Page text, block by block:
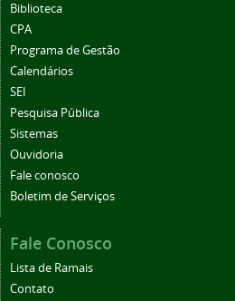
Biblioteca
CPA
Programa de Gestão
Calendários
SEI
Pesquisa Pública
Sistemas
Ouvidoria
Fale conosco
Boletim de Serviços
Fale Conosco
Lista de Ramais
Contato